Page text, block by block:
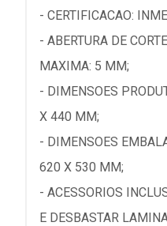
- CERTIFICACAO:
- ABERTURA DE
MAXIMA: 5 MM;
- DIMENSOES
X 440 MM;
- DIMENSOES
620 X 530 MM;
- ACESSORIOS
E DESBASTAR